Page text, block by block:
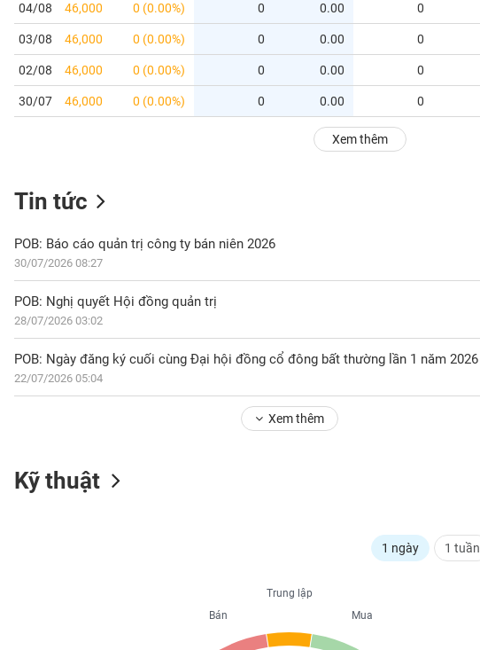
04/08 46,000 0 (0.00%) 0 0.00 0
03/08 46,000 0 (0.00%) 0 0.00 0
02/08 46,000 0 (0.00%) 0 0.00 0
30/07 46,000 0 (0.00%) 0 0.00 0
Xem thêm
Tin tức
POB: Báo cáo quản trị công ty bán niên 2026
30/07/2026 08:27
POB: Nghị quyết Hội đồng quản trị
28/07/2026 03:02
POB: Ngày đăng ký cuối cùng Đại hội đồng cổ đông bất thường lần 1 năm 2026
22/07/2026 05:04
Xem thêm
Kỹ thuật
1 ngày 1 tuần
Trung lập
Mua
Bán
PHÂN
TÍCH
VIETSTOCKFINANCE
DOANH
NGHIỆP
CỔ
PHIẾU
SINH